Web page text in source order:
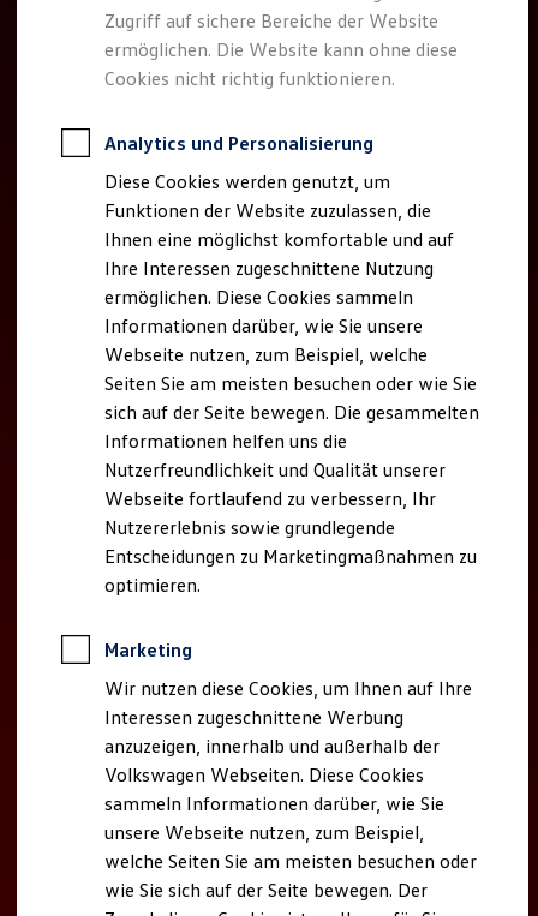
Für Privatkunden
Für Gewerbekunden
Profi Paket
TopDeal
Zertifizierte Gebrauchtwagen
Für Privatkunden
Für Gewerbekunden
Leasing
Für Privatkunden
Für Gewerbekunden
Versicherungen & Garantien
Garantien
Kfz-Versicherung für Nutzfahrzeuge
Restschuldversicherung
Wartungsverträge
Besitzer & Service
Reparatur & Service
Sommer-Special
Reparatur, Pflege & Inspektion
Servicetermin anfragen
Service-Vorteile bei Volkswagen Nutzfahrzeuge
ServicePlus
Economy Service
Räder & Reifen Service
Ersatzfahrzeuge
Software, Konnektivität & Apps
California App
VW Connect für Ihren ID. Buzz
VW Connect für Ihren Transporter/Caravelle
VW Connect für Ihren Amarok
VW Connect für andere Modelle
Connect Pro
Fleet Interface Data
Multistop Pathfinder
Übersicht Software Updates
Hilfreiches für Besitzer
Fahrerassistenz- und Sicherheitssysteme
Zugriff auf sichere Bereiche der Website
ermöglichen. Die Website kann ohne diese
Cookies nicht richtig funktionieren.
Analytics und Personalisierung
Diese Cookies werden genutzt, um
Funktionen der Website zuzulassen, die
Ihnen eine möglichst komfortable und auf
Ihre Interessen zugeschnittene Nutzung
ermöglichen. Diese Cookies sammeln
Informationen darüber, wie Sie unsere
Webseite nutzen, zum Beispiel, welche
Seiten Sie am meisten besuchen oder wie Sie
sich auf der Seite bewegen. Die gesammelten
Informationen helfen uns die
Nutzerfreundlichkeit und Qualität unserer
Webseite fortlaufend zu verbessern, Ihr
Nutzererlebnis sowie grundlegende
Entscheidungen zu Marketingmaßnahmen zu
optimieren.
Marketing
Wir nutzen diese Cookies, um Ihnen auf Ihre
Interessen zugeschnittene Werbung
anzuzeigen, innerhalb und außerhalb der
Volkswagen Webseiten. Diese Cookies
sammeln Informationen darüber, wie Sie
unsere Webseite nutzen, zum Beispiel,
welche Seiten Sie am meisten besuchen oder
wie Sie sich auf der Seite bewegen. Der